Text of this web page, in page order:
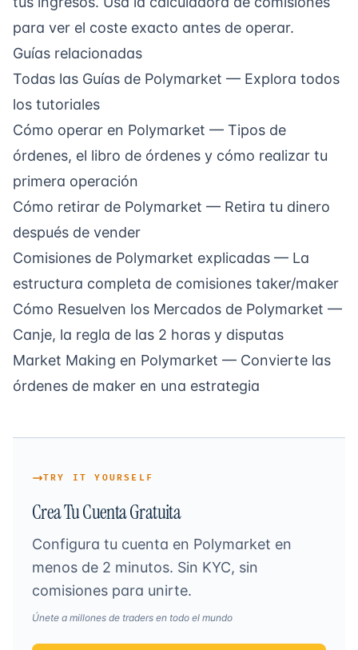
para ver el coste exacto antes de operar.
Guías relacionadas
Todas las Guías de Polymarket — Explora todos
los tutoriales
Cómo operar en Polymarket — Tipos de
órdenes, el libro de órdenes y cómo realizar tu
primera operación
Cómo retirar de Polymarket — Retira tu dinero
después de vender
Comisiones de Polymarket explicadas — La
estructura completa de comisiones taker/maker
Cómo Resuelven los Mercados de Polymarket —
Canje, la regla de las 2 horas y disputas
Market Making en Polymarket — Convierte las
órdenes de maker en una estrategia
TRY IT YOURSELF
Crea Tu Cuenta Gratuita
Configura tu cuenta en Polymarket en
menos de 2 minutos. Sin KYC, sin
comisiones para unirte.
Únete a millones de traders en todo el mundo